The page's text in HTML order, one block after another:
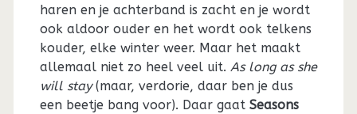
haren en je achterband is zacht en je wordt
ook aldoor ouder en het wordt ook telkens
kouder, elke winter weer. Maar het maakt
allemaal niet zo heel veel uit. As long as she
will stay(maar, verdorie, daar ben je dus
een beetje bang voor). Daar gaat Seasons